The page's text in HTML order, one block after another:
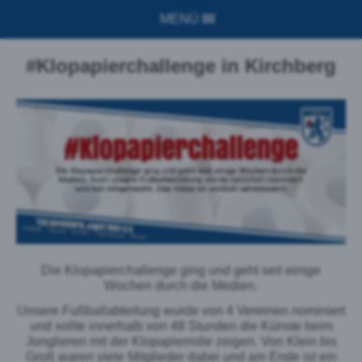
MENÜ
#Klopapierchallenge in Kirchberg
Die Klopapierchallenge ging und geht seit einige
Wochen durch die Medien.
Unsere Fußballabteilung wurde von 4 Vereinen nominiert
und sollte innerhalb von 48 Stunden die Künste beim
Jonglieren mit der Klopapierrolle zeigen. Von Klein bis
Groß waren viele Mitglieder dabei und am Ende ist ein